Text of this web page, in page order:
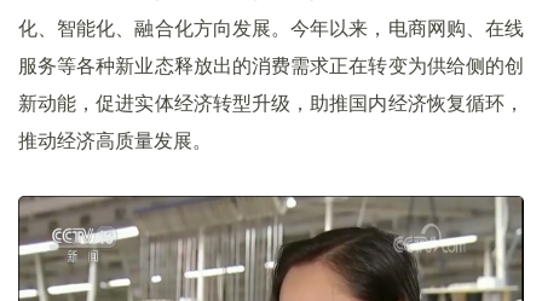
化、智能化、融合化方向发展。今年以来，电商网购、在线
服务等各种新业态释放出的消费需求正在转变为供给侧的创
新动能，促进实体经济转型升级，助推国内经济恢复循环，
推动经济高质量发展。